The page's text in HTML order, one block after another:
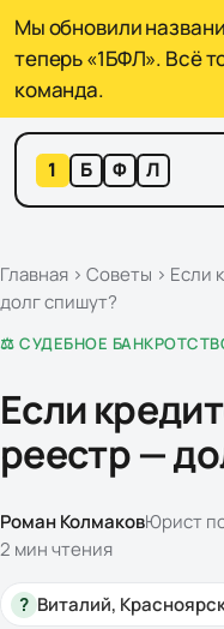
Мы обновили
теперь «1БФЛ». Всё
команда.
1 Б Ф Л
Главная › Советы › Если
долг спишут?
⚖ СУДЕБНОЕ
Если
реестр —
Роман КолмаковЮрист
2 мин чтения
? Виталий,